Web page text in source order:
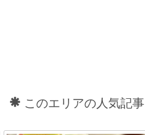
このエリアの人気記事